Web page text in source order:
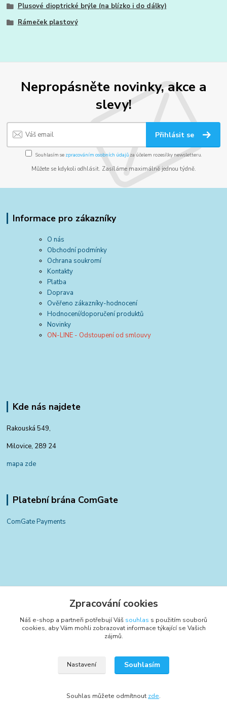
Plusové dioptrické brýle (na blízko i do dálky)
Rámeček plastový
Nepropásněte novinky, akce a
slevy!
Přihlásit se
Souhlasím se zpracováním osobních údajůza účelem rozesílky newsletteru.
Můžete se kdykoli odhlásit. Zasíláme maximálně jednou týdně.
Informace pro zákazníky
O nás
Obchodní podmínky
Ochrana soukromí
Kontakty
Platba
Doprava
Ověřeno zákazníky-hodnocení
Hodnocení/doporučení produktů
Novinky
ON-LINE - Odstoupení od smlouvy
Kde nás najdete
Rakouská 549,
Milovice, 289 24
mapa zde
Platební brána ComGate
ComGate Payments
+420 797 834 700
(Po-Pá, 8-15:30 hod.)
Zpracování cookies
Náš e-shop a partneři potřebují Váš souhlas s použitím souborů
cookies, aby Vám mohli zobrazovat informace týkající se Vašich
zájmů.
Nastavení Souhlasím
Souhlas můžete odmítnout zde.